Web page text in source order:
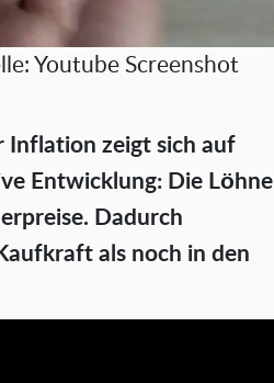
Youtube Screenshot
Inflation zeigt sich auf
Entwicklung: Die Löhne
Dadurch
als noch in den